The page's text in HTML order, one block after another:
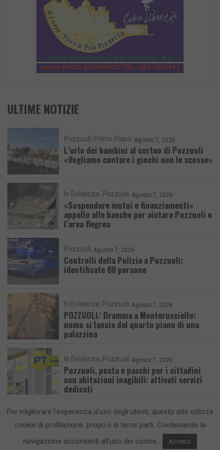
ULTIME NOTIZIE
Pozzuoli Primo Piano Agosto 7, 2026
L’urlo dei bambini al corteo di Pozzuoli
«Vogliamo contare i giochi non le scosse»
In Evidenza Pozzuoli Agosto 7, 2026
«Sospendere mutui e finanziamenti»
appello alle banche per aiutare Pozzuoli e
l’area flegrea
Pozzuoli Agosto 7, 2026
Controlli della Polizia a Pozzuoli:
identificate 88 persone
In Evidenza Pozzuoli Agosto 7, 2026
POZZUOLI/ Dramma a Monterusciello:
uomo si lancia dal quarto piano di una
palazzina
In Evidenza Pozzuoli Agosto 7, 2026
Pozzuoli, posta e pacchi per i cittadini
con abitazioni inagibili: attivati servizi
dedicati
CronacaFlegrea testata giornalistica - aut. Tribunale di Napoli n. 34 del
Per migliorare l'esperienza d'uso degli utenti, questo sito utilizza
cookie di profilazione, propri o di terze parti. Continuando la
navigazione acconsenti all'uso dei cookie.
Accetto